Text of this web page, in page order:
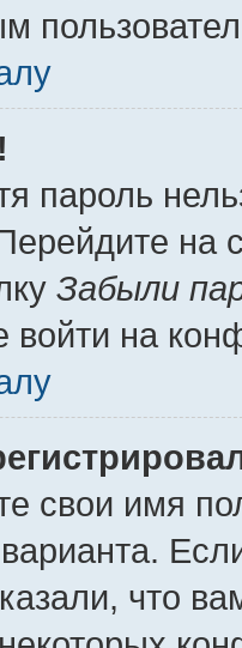
пароль
на
Забыли
войти на
свои имя
что